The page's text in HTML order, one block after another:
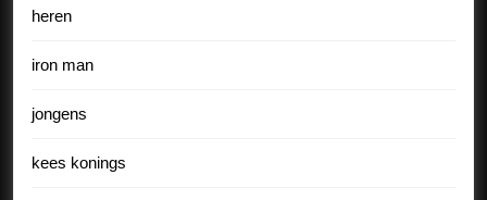
heren
iron man
jongens
kees konings